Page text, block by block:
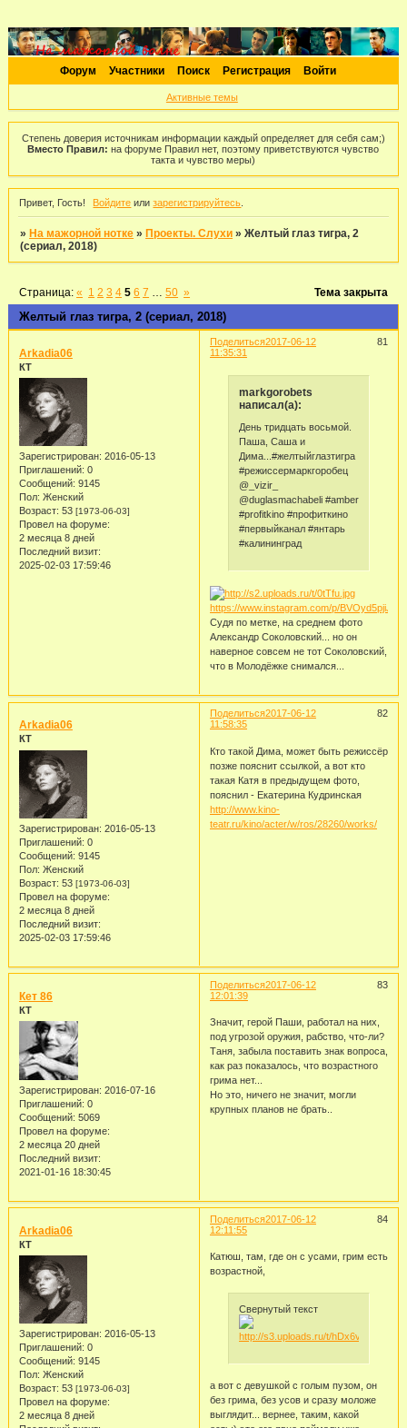
Форум Участники Поиск Регистрация Войти
Активные темы
Степень доверия источникам информации каждый определяет для себя сам;)
Вместо Правил: на форуме Правил нет, поэтому приветствуются чувство
такта и чувство меры)
Привет, Гость! Войдите илизарегистрируйтесь
» На мажорной нотке » Проекты. Слухи »Желтый глаз тигра, 2
(сериал, 2018)
Желтый глаз тигра, 2 (сериал, 2018)
Страница:« 1 2 3 4 5 6 7 50 » Тема закрыта
Поделиться 81
2017-06-12
11:35:31
Arkadia06
КТ
Зарегистрирован: 2016-05-13
Приглашений: 0
Сообщений: 9145
Пол: Женский
Возраст: 53 [1973-06-03]
Провел на форуме:
2 месяца 8 дней
Последний визит:
2025-02-03 17:59:46
markgorobets
написал(а):
День тридцать восьмой.
Паша, Саша и
Дима...#желтыйглазтигра
#режиссермаркгоробец
@_vizir_
@duglasmachabeli #amber
#profitkino #профиткино
#первыйканал #янтарь
#калининград
https://www.instagram.com/p/BVOyd5pjiJ5/
Судя по метке, на среднем фото
Александр Соколовский... но он
наверное совсем не тот Соколовский,
что в Молодёжке снимался...
Поделиться 82
2017-06-12
11:58:35
Arkadia06
КТ
Зарегистрирован: 2016-05-13
Приглашений: 0
Сообщений: 9145
Пол: Женский
Возраст: 53 [1973-06-03]
Провел на форуме:
2 месяца 8 дней
Последний визит:
2025-02-03 17:59:46
Кто такой Дима, может быть режиссёр
позже пояснит ссылкой, а вот кто
такая Катя в предыдущем фото,
пояснил - Екатерина Кудринская
http://www.kino-
teatr.ru/kino/acter/w/ros/28260/works/
Поделиться 83
2017-06-12
12:01:39
Кет 86
КТ
Зарегистрирован: 2016-07-16
Приглашений: 0
Сообщений: 5069
Провел на форуме:
2 месяца 20 дней
Последний визит:
2021-01-16 18:30:45
Значит, герой Паши, работал на них,
под угрозой оружия, рабство, что-ли?
Таня, забыла поставить знак вопроса,
как раз показалось, что возрастного
грима нет...
Но это, ничего не значит, могли
крупных планов не брать..
Поделиться 84
2017-06-12
12:11:55
Arkadia06
КТ
Зарегистрирован: 2016-05-13
Приглашений: 0
Сообщений: 9145
Пол: Женский
Возраст: 53 [1973-06-03]
Провел на форуме:
2 месяца 8 дней
Катюш, там, где он с усами, грим есть
возрастной,
Свернутый текст
а вот с девушкой с голым пузом, он
без грима, без усов и сразу моложе
выглядит... вернее, таким, какой